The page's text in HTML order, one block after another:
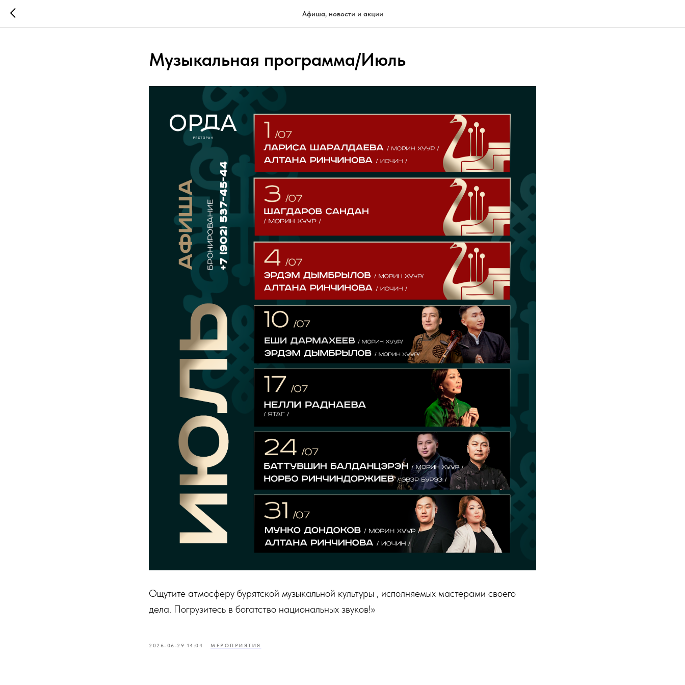
Афиша, новости и акции
Музыкальная программа/Июль
Ощутите атмосферу бурятской музыкальной культуры , исполняемых мастерами своего
дела. Погрузитесь в богатство национальных звуков!»
2026-06-29 14:04 МЕРОПРИЯТИЯ